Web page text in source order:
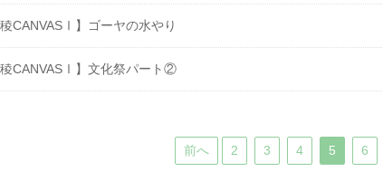
稜CANVASⅠ】ゴーヤの水やり
稜CANVASⅠ】文化祭パート②
前へ 2 3 4 5 6